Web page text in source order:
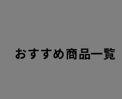
おすすめ商品一覧